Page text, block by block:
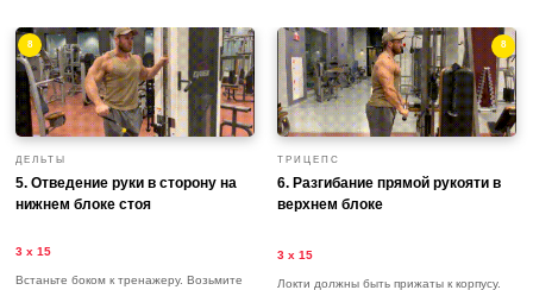
5. Отведение руки в сторону на
нижнем блоке стоя
6. Разгибание прямой рукояти в
верхнем блоке
Локти должны быть прижаты к корпусу.
3 х 15
Встаньте боком к тренажеру. Возьмите
3 х 15
ДЕЛЬТЫ ТРИЦЕПС
8 8